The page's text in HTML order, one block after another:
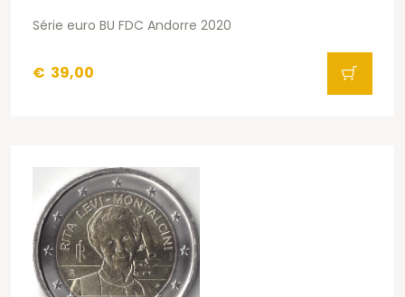
Série euro BU FDC Andorre 2020
€ 39,00